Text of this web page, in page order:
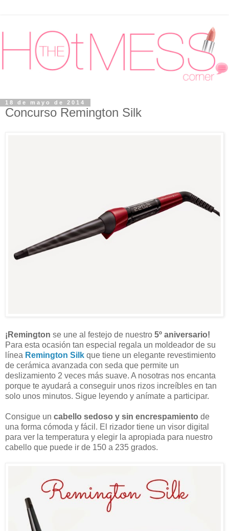
18 de mayo de 2014
Concurso Remington Silk
¡Remington se une al festejo de nuestro 5º aniversario!
Para esta ocasión tan especial regala un moldeador de su
línea Remington Silk que tiene un elegante revestimiento
de cerámica avanzada con seda que permite un
deslizamiento 2 veces más suave. A nosotras nos encanta
porque te ayudará a conseguir unos rizos increíbles en tan
solo unos minutos. Sigue leyendo y anímate a participar.
Consigue un cabello sedoso y sin encrespamiento de
una forma cómoda y fácil. El rizador tiene un visor digital
para ver la temperatura y elegir la apropiada para nuestro
cabello que puede ir de 150 a 235 grados.